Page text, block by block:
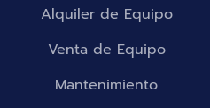
Alquiler de Equipo
Venta de Equipo
Mantenimiento